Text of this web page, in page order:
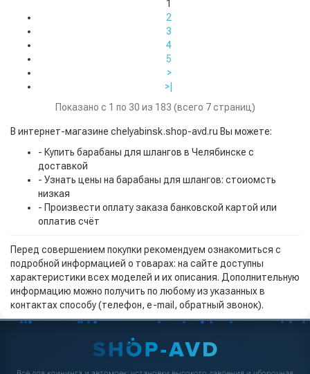
1
2
3
4
5
>
>|
Показано с 1 по 30 из 183 (всего 7 страниц)
В интернет-магазине chelyabinsk.shop-avd.ru Вы можете:
- Купить барабаны для шлангов в Челябинске с
доставкой
- Узнать цены на барабаны для шлангов: стоиомсть
низкая
- Произвести оплату заказа банковской картой или
оплатив счёт
Перед совершением покупки рекомендуем ознакомиться с
подробной информацией о товарах: на сайте доступны
характеристики всех моделей и их описания. Дополнительную
информацию можно получить по любому из указанных в
контактах способу (телефон, e-mail, обратный звонок).